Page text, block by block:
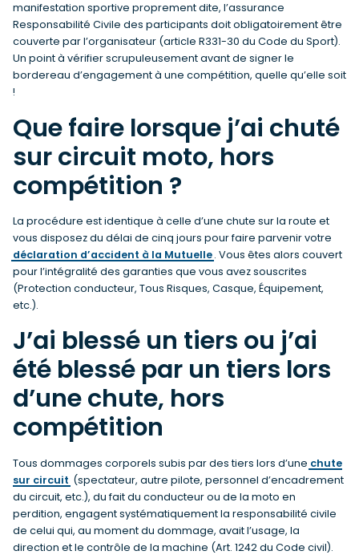
manifestation sportive proprement dite, l’assurance
Responsabilité Civile des participants doit obligatoirement être
couverte par l’organisateur (article R331-30 du Code du Sport).
Un point à vérifier scrupuleusement avant de signer le
bordereau d’engagement à une compétition, quelle qu’elle soit
!
Que faire lorsque j’ai chuté
sur circuit moto, hors
compétition ?
La procédure est identique à celle d’une chute sur la route et
vous disposez du délai de cinq jours pour faire parvenir votre
déclaration d’accident à la Mutuelle. Vous êtes alors couvert
pour l’intégralité des garanties que vous avez souscrites
(Protection conducteur, Tous Risques, Casque, Équipement,
etc.).
J’ai blessé un tiers ou j’ai
été blessé par un tiers lors
d’une chute, hors
compétition
Tous dommages corporels subis par des tiers lors d’une chute
sur circuit (spectateur, autre pilote, personnel d’encadrement
du circuit, etc.), du fait du conducteur ou de la moto en
perdition, engagent systématiquement la responsabilité civile
de celui qui, au moment du dommage, avait l’usage, la
direction et le contrôle de la machine (Art. 1242 du Code civil).